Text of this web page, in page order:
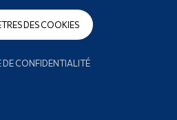
DES COOKIES
CONFIDENTIALITÉ